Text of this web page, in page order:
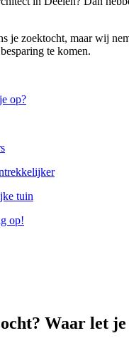
je zoektocht, maar wij
te komen.
op?
tuin
op!
Waar let je